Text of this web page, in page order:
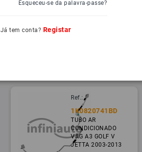
Esqueceu-se da palavra-passe?
Já tem conta? Registar
Ref.:
1K0820741BD
TUBO AR
CONDICIONADO
VAG A3 GOLF V
JETTA 2003-2013